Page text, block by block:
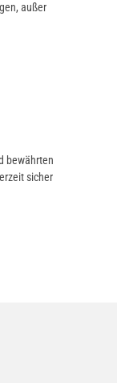
außer
bewährten
sicher